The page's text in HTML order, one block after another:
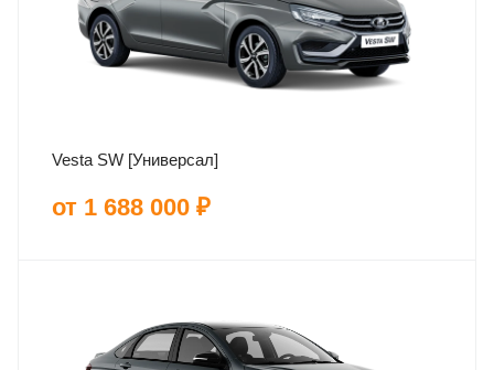
Vesta SW [Универсал]
от 1 688 000 ₽